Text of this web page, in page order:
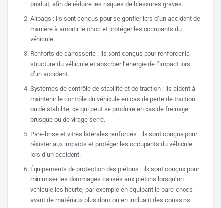
produit, afin de réduire les risques de blessures graves.
Airbags : ils sont conçus pour se gonfler lors d’un accident de
manière à amortir le choc et protéger les occupants du
véhicule.
Renforts de carrosserie : ils sont conçus pour renforcer la
structure du véhicule et absorber l’énergie de l’impact lors
d’un accident.
Systèmes de contrôle de stabilité et de traction : ils aident à
maintenir le contrôle du véhicule en cas de perte de traction
ou de stabilité, ce qui peut se produire en cas de freinage
brusque ou de virage serré.
Pare-brise et vitres latérales renforcés : ils sont conçus pour
résister aux impacts et protéger les occupants du véhicule
lors d’un accident.
Équipements de protection des piétons : ils sont conçus pour
minimiser les dommages causés aux piétons lorsqu’un
véhicule les heurte, par exemple en équipant le pare-chocs
avant de matériaux plus doux ou en incluant des coussins